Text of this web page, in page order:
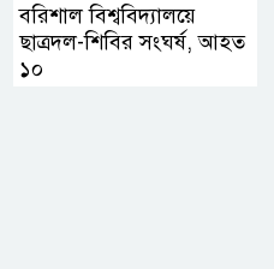
বরিশাল বিশ্ববিদ্যালয়ে
ছাত্রদল-শিবির সংঘর্ষ, আহত
১০